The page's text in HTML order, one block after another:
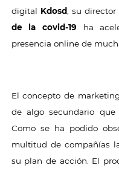
digital Kdosd , su
de la covid-19 ha
presencia online de
El concepto de
de algo secundario que
Como se ha podido
multitud de compañías
su plan de acción. El